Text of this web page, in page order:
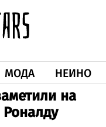
МОДА НЕИНО
ДРУГОЕ
на